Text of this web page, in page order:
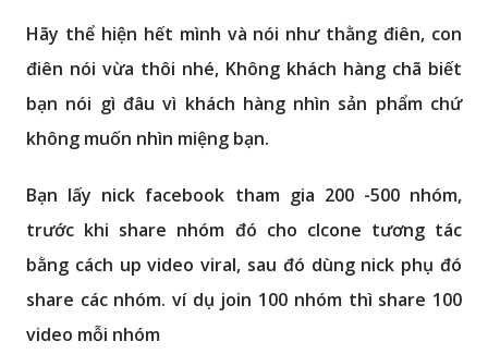
Hãy thể hiện hết mình và nói như thằng điên, con
điên nói vừa thôi nhé, Không khách hàng chã biết
bạn nói gì đâu vì khách hàng nhìn sản phẩm chứ
không muốn nhìn miệng bạn.
Bạn lấy nick facebook tham gia 200 -500 nhóm,
trước khi share nhóm đó cho clcone tương tác
bằng cách up video viral, sau đó dùng nick phụ đó
share các nhóm. ví dụ join 100 nhóm thì share 100
video mỗi nhóm